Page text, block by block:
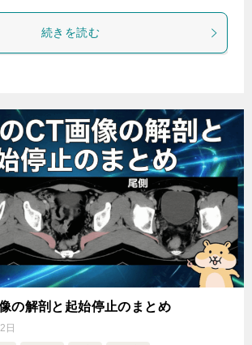
続きを読む
の解剖と起始停止のまとめ
日